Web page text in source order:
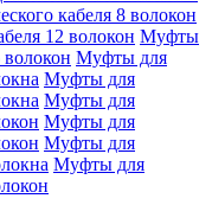
кабеля 8 волокон
12 волокон Муфты
волокон Муфты для
Муфты для
Муфты для
Муфты для
Муфты для
Муфты для